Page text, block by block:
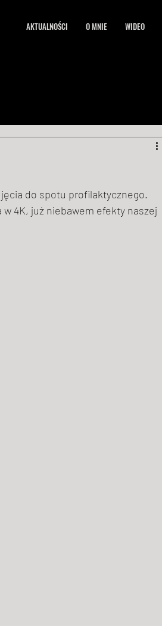
AKTUALNOŚCI O MNIE WIDEO
do spotu profilaktycznego.